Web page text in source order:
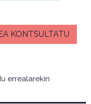
KONTSULTATU
errealarekin